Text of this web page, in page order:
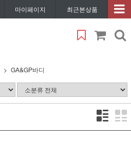
마이페이지 최근본상품
GA&GP바디